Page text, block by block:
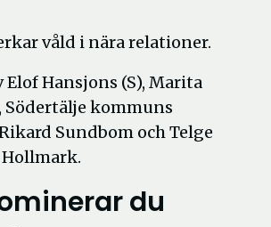
våld i nära relationer.
Elof Hansjons (S), Marita
Södertälje kommuns
Sundbom och Telge
Hollmark.
du